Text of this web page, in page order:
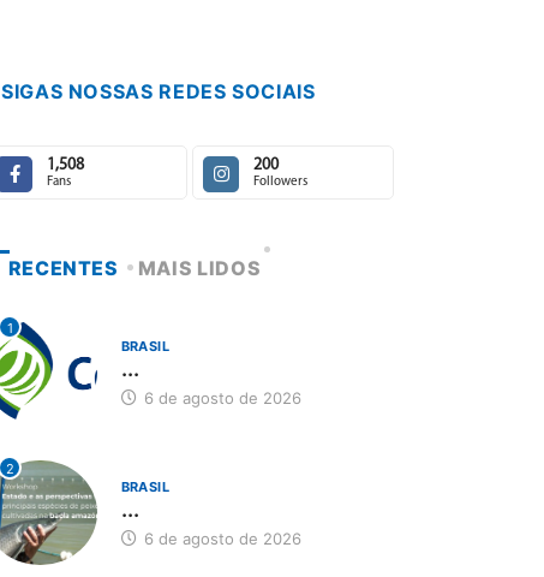
SIGAS NOSSAS REDES SOCIAIS
1,508
Fans
200
Followers
RECENTES MAIS LIDOS
1
BRASIL
...
6 de agosto de 2026
2
BRASIL
...
6 de agosto de 2026